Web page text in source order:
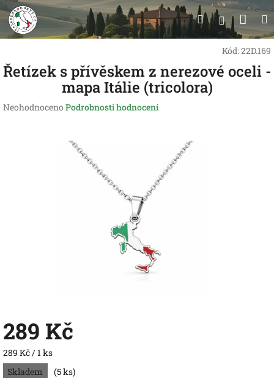
Přejít
na
obsah
Hledat
Kód:22D.169
Řetízek s přívěskem z nerezové oceli -
mapa Itálie (tricolora)
Průměrné
Neohodnoceno Podrobnosti hodnocení
289 Kč
Měrná
cena:
289 Kč / 1 ks
Skladem
(5 ks)